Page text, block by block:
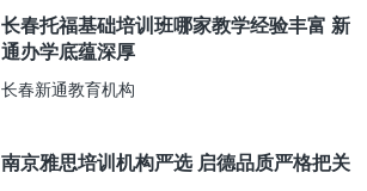
长春托福基础培训班哪家教学经验丰富 新
通办学底蕴深厚
长春新通教育机构
南京雅思培训机构严选 启德品质严格把关